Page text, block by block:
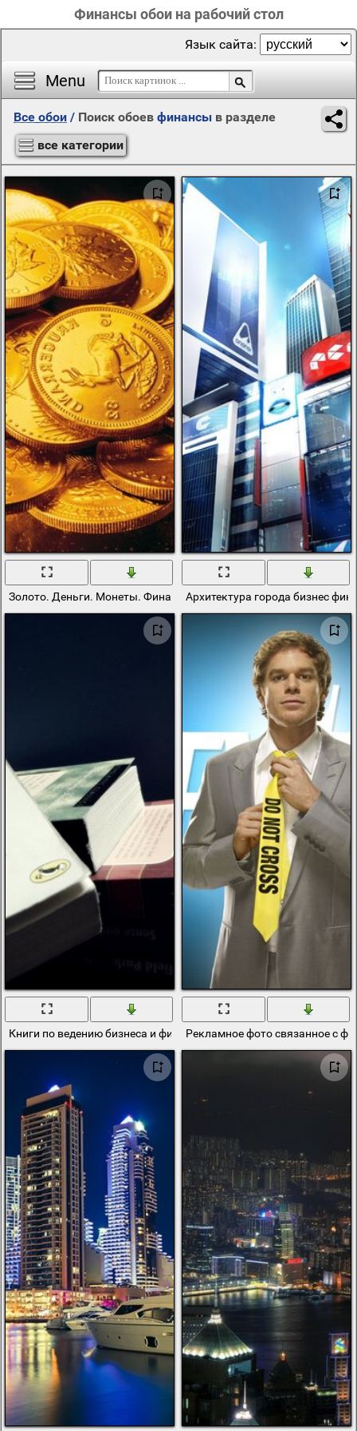
Финансы обои на рабочий стол
Menu
Язык сайта:
Все обои / Поиск обоев финансы в разделе
все категории
Золото. Деньги. Монеты. ФинансыАрхитектура города бизнес
Книги по ведению бизнеса и финансамРекламное фото связанное с